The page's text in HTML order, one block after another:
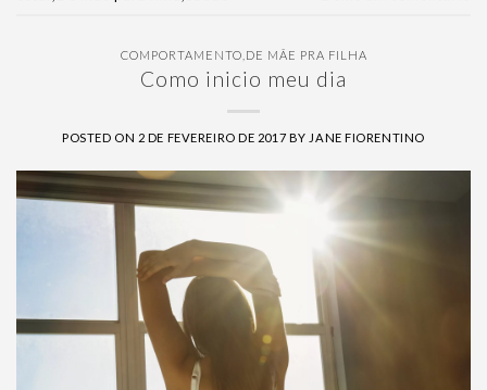
COMPORTAMENTO DE MÃE PRA FILHA
Como inicio meu dia
POSTED ON 2 DE FEVEREIRO DE 2017 BY JANE FIORENTINO